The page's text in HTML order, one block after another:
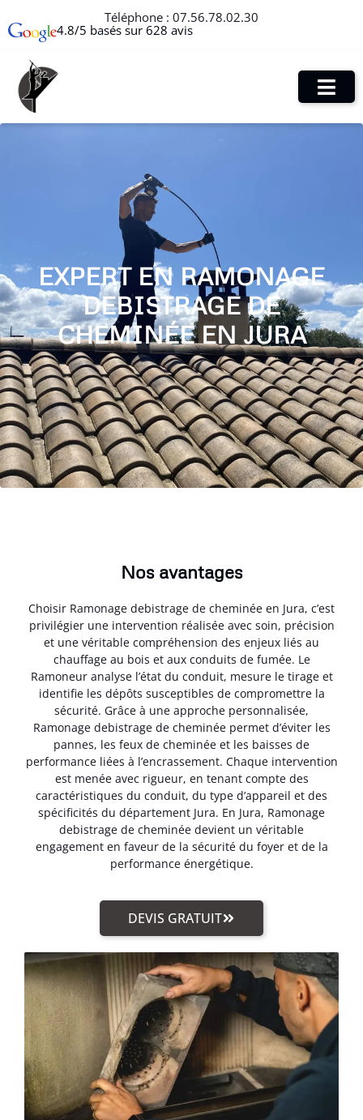
Téléphone : 07.56.78.02.30
4.8/5 basés sur 628 avis
EXPERT EN RAMONAGE
DEBISTRAGE DE
CHEMINÉE EN JURA
Nos avantages
Choisir Ramonage debistrage de cheminée en Jura, c’est
privilégier une intervention réalisée avec soin, précision
et une véritable compréhension des enjeux liés au
chauffage au bois et aux conduits de fumée. Le
Ramoneur analyse l’état du conduit, mesure le tirage et
identifie les dépôts susceptibles de compromettre la
sécurité. Grâce à une approche personnalisée,
Ramonage debistrage de cheminée permet d’éviter les
pannes, les feux de cheminée et les baisses de
performance liées à l’encrassement. Chaque intervention
est menée avec rigueur, en tenant compte des
caractéristiques du conduit, du type d’appareil et des
spécificités du département Jura. En Jura, Ramonage
debistrage de cheminée devient un véritable
engagement en faveur de la sécurité du foyer et de la
performance énergétique.
DEVIS GRATUIT